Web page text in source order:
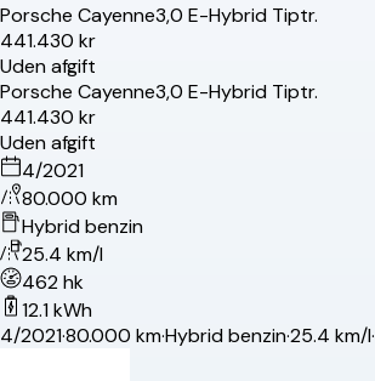
Porsche Cayenne3,0 E-Hybrid Tiptr.
441.430 kr
Uden afgift
Porsche Cayenne3,0 E-Hybrid Tiptr.
441.430 kr
Uden afgift
4/2021
80.000 km
Hybrid benzin
25.4 km/l
462 hk
12.1 kWh
4/2021·80.000 km·Hybrid benzin·25.4 km/l·